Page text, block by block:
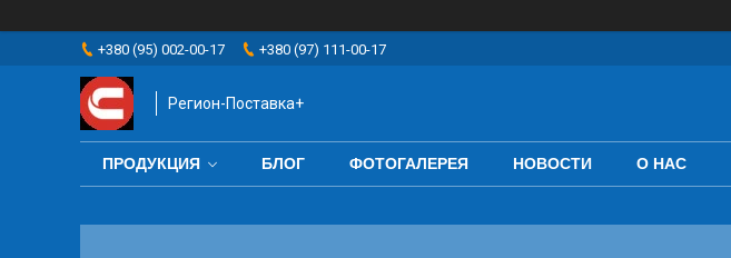
+380 (95) 002-00-17 +380 (97) 111-00-17
Регион-Поставка+
ПРОДУКЦИЯ БЛОГ ФОТОГАЛЕРЕЯ НОВОСТИ О НАС